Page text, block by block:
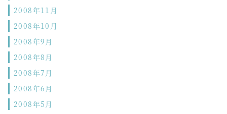
2008年11月
2008年10月
2008年9月
2008年8月
2008年7月
2008年6月
2008年5月